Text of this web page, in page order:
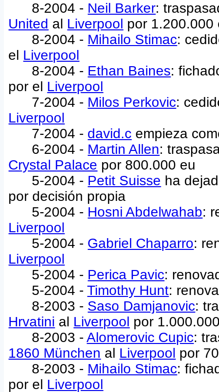
8-2004 - Neil Barker:
United al Liverpool por 1.200.000
8-2004 - Mihailo Stimac:
el Liverpool
8-2004 - Ethan Baines:
por el Liverpool
7-2004 - Milos Perkovic:
Liverpool
7-2004 - david.c empieza
6-2004 - Martin Allen:
Crystal Palace por 800.000 eu
5-2004 - Petit Suisse ha
por decisión propia
5-2004 - Hosni Abdelwahab:
Liverpool
5-2004 - Gabriel Chaparro:
Liverpool
5-2004 - Perica Pavic:
5-2004 -Timothy Hunt:
8-2003 - Saso Damjanovic:
Hrvatini al Liverpool por
8-2003 -Alomerovic Cupic:
1860 München al Liverpool por
8-2003 - Mihailo Stimac:
por el Liverpool